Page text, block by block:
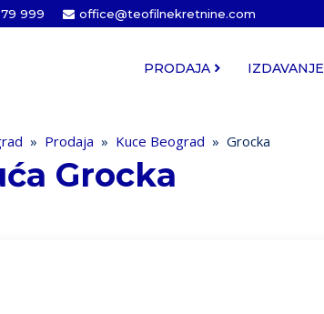
999 office@teofilnekretnine.com
PRODAJA IZDAVANJE
» Prodaja » Kuce Beograd » Grocka
Grocka